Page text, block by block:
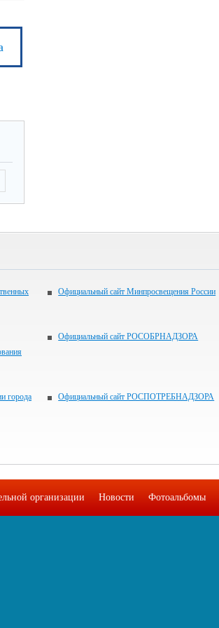
Официальный сайт Минпросвещения России
Официальный сайт РОСОБРНАДЗОРА
города
Официальный сайт РОСПОТРЕБНАДЗОРА
организации Новости Фотоальбомы